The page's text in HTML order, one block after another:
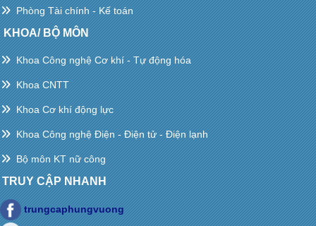
Phòng Tài chính - Kế toán
KHOA/ BỘ MÔN
Khoa Công nghệ Cơ khí - Tự động hóa
Khoa CNTT
Khoa Cơ khí động lực
Khoa Công nghệ Điện - Điện tử - Điện lạnh
Bộ môn KT nữ công
TRUY CẬP NHANH
trungcaphungvuong